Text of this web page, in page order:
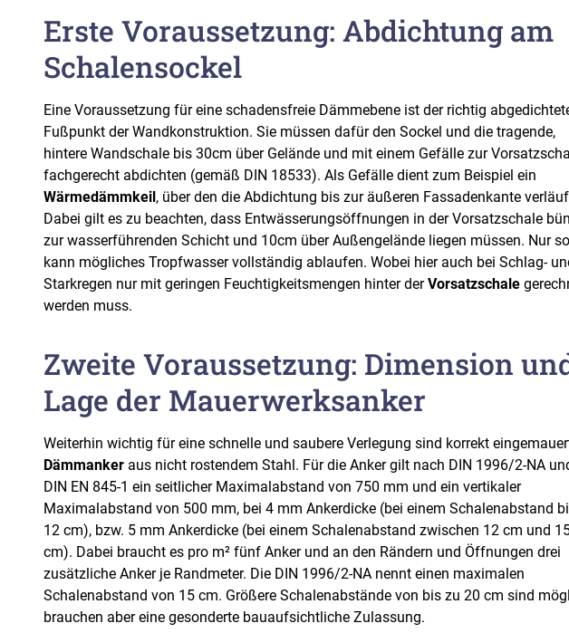
Erste Voraussetzung: Abdichtung am
Schalensockel
Eine Voraussetzung für eine schadensfreie Dämmebene ist der richtig
Fußpunkt der Wandkonstruktion. Sie müssen dafür den Sockel und die tragende,
hintere Wandschale bis 30cm über Gelände und mit einem Gefälle zur
fachgerecht abdichten (gemäß DIN 18533). Als Gefälle dient zum Beispiel ein
Wärmedämmkeil, über den die Abdichtung bis zur äußeren Fassadenkante
Dabei gilt es zu beachten, dass Entwässerungsöffnungen in der Vorsatzschale
zur wasserführenden Schicht und 10cm über Außengelände liegen müssen. Nur so
kann mögliches Tropfwasser vollständig ablaufen. Wobei hier auch bei Schlag-
Starkregen nur mit geringen Feuchtigkeitsmengen hinter derVorsatzschale
werden muss.
Zweite Voraussetzung: Dimension
Lage der Mauerwerksanker
Weiterhin wichtig für eine schnelle und saubere Verlegung sind korrekt
Dämmanker aus nicht rostendem Stahl. Für die Anker gilt nach DIN 1996/2-NA
DIN EN 845-1 ein seitlicher Maximalabstand von 750 mm und ein vertikaler
Maximalabstand von 500 mm, bei 4 mm Ankerdicke (bei einem Schalenabstand
12 cm), bzw. 5 mm Ankerdicke (bei einem Schalenabstand zwischen 12 cm und
cm). Dabei braucht es pro m² fünf Anker und an den Rändern und Öffnungen drei
zusätzliche Anker je Randmeter. Die DIN 1996/2-NA nennt einen maximalen
Schalenabstand von 15 cm. Größere Schalenabstände von bis zu 20 cm sind
brauchen aber eine gesonderte bauaufsichtliche Zulassung.